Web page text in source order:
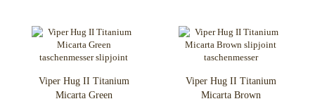
Viper Hug II Titanium
Micarta Green
Viper Hug II Titanium
Micarta Brown